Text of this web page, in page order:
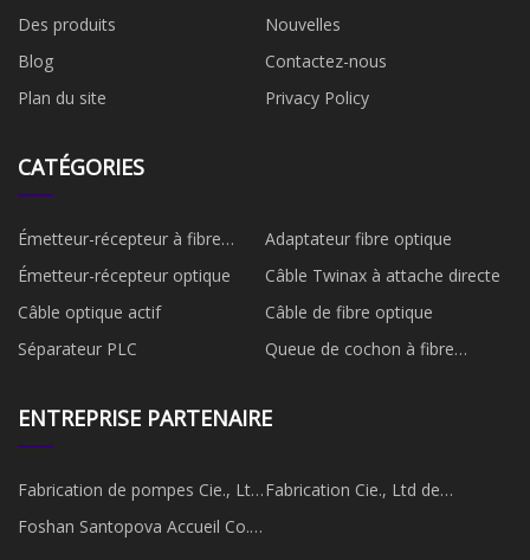
Des produits
Nouvelles
Blog
Contactez-nous
Plan du site
Privacy Policy
CATÉGORIES
Émetteur-récepteur à fibre
optique
Adaptateur fibre optique
Émetteur-récepteur optique
Câble Twinax à attache directe
Câble optique actif
Câble de fibre optique
Séparateur PLC
Queue de cochon à fibre
ENTREPRISE PARTENAIRE
Fabrication de pompes Cie., Ltd
de Shanghai Tengsheng.
Fabrication Cie., Ltd de
Foshan Santopova Accueil Co.,